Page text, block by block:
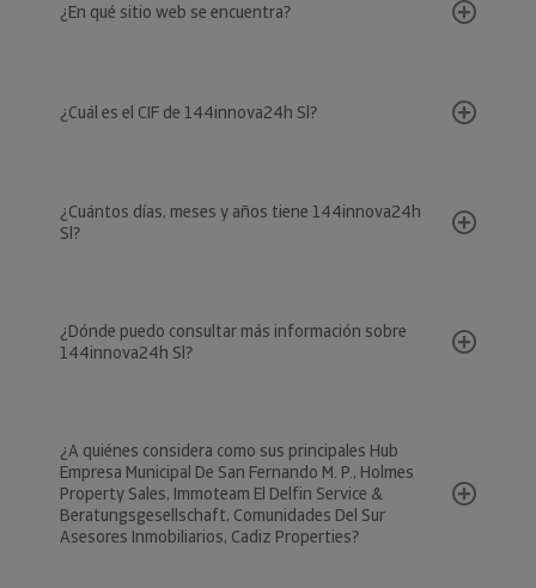
¿En qué sitio web se encuentra?
¿Cuál es el CIF de 144innova24h Sl?
¿Cuántos días, meses y años tiene 144innova24h
Sl?
¿Dónde puedo consultar más información sobre
144innova24h Sl?
¿A quiénes considera como sus principales Hub
Empresa Municipal De San Fernando M. P., Holmes
Property Sales, Immoteam El Delfin Service &
Beratungsgesellschaft, Comunidades Del Sur
Asesores Inmobiliarios, Cadiz Properties?